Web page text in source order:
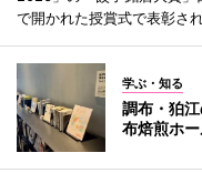
で開かれた授賞式で表彰され
学ぶ・知る
調布・狛
布焙煎ホ